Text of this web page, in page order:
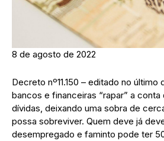
8 de agosto de 2022
Decreto nº11.150 – editado no último
bancos e financeiras “rapar” a
dívidas, deixando uma sobra de
possa sobreviver. Quem deve já
desempregado e faminto pode ter